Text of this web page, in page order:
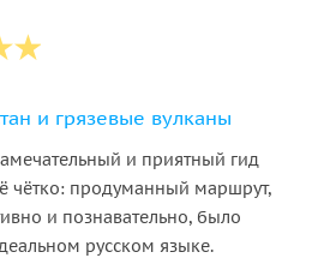
и грязевые вулканы
и приятный гид
чётко: продуманный маршрут,
и познавательно, было
русском языке.